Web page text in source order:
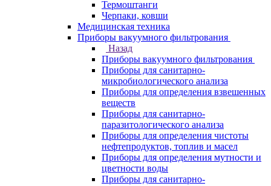
Термоштанги
Черпаки, ковши
Медицинская техника
Приборы вакуумного фильтрования
Назад
Приборы вакуумного фильтрования
Приборы для санитарно-
микробиологического анализа
Приборы для определения взвешенных
веществ
Приборы для санитарно-
паразитологического анализа
Приборы для определения чистоты
нефтепродуктов, топлив и масел
Приборы для определения мутности и
цветности воды
Приборы для санитарно-